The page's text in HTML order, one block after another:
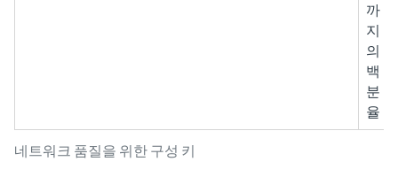
네트워크 품질을 위한 구성 키
까
지
의
백
분
율